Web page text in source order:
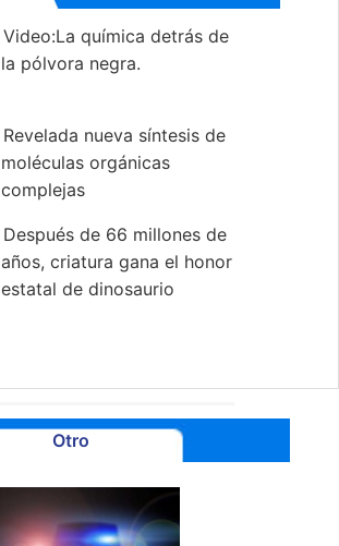
Video:La química detrás de
la pólvora negra.
Revelada nueva síntesis de
moléculas orgánicas
complejas
Después de 66 millones de
años, criatura gana el honor
estatal de dinosaurio
Otro